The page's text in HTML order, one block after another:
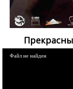
Файл не найден